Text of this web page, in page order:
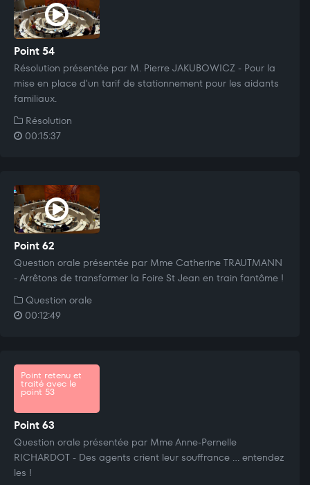
Point 54
Résolution présentée par M. Pierre JAKUBOWICZ - Pour la
mise en place d'un tarif de stationnement pour les aidants
familiaux.
Résolution
00:15:37
Point 62
Question orale présentée par Mme Catherine TRAUTMANN
- Arrêtons de transformer la Foire St Jean en train fantôme !
Question orale
00:12:49
Point retenu et
traité avec le
point 53
Point 63
Question orale présentée par Mme Anne-Pernelle
RICHARDOT - Des agents crient leur souffrance ... entendez
les !